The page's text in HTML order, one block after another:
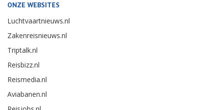
ONZE WEBSITES
Luchtvaartnieuws.nl
Zakenreisnieuws.nl
Triptalk.nl
Reisbizz.nl
Reismedia.nl
Aviabanen.nl